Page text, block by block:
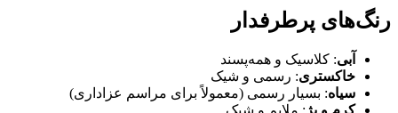
پرطرفدار
: کلاسیک و همه‌پسند
: رسمی و شیک
: بسیار رسمی (معمولاً برای مراسم عزاداری)
و بژ : ملایم و شیک